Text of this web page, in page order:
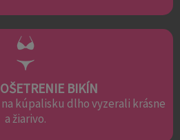
BIKÍN
na kúpalisku dlho vyzerali krásne
a žiarivo.